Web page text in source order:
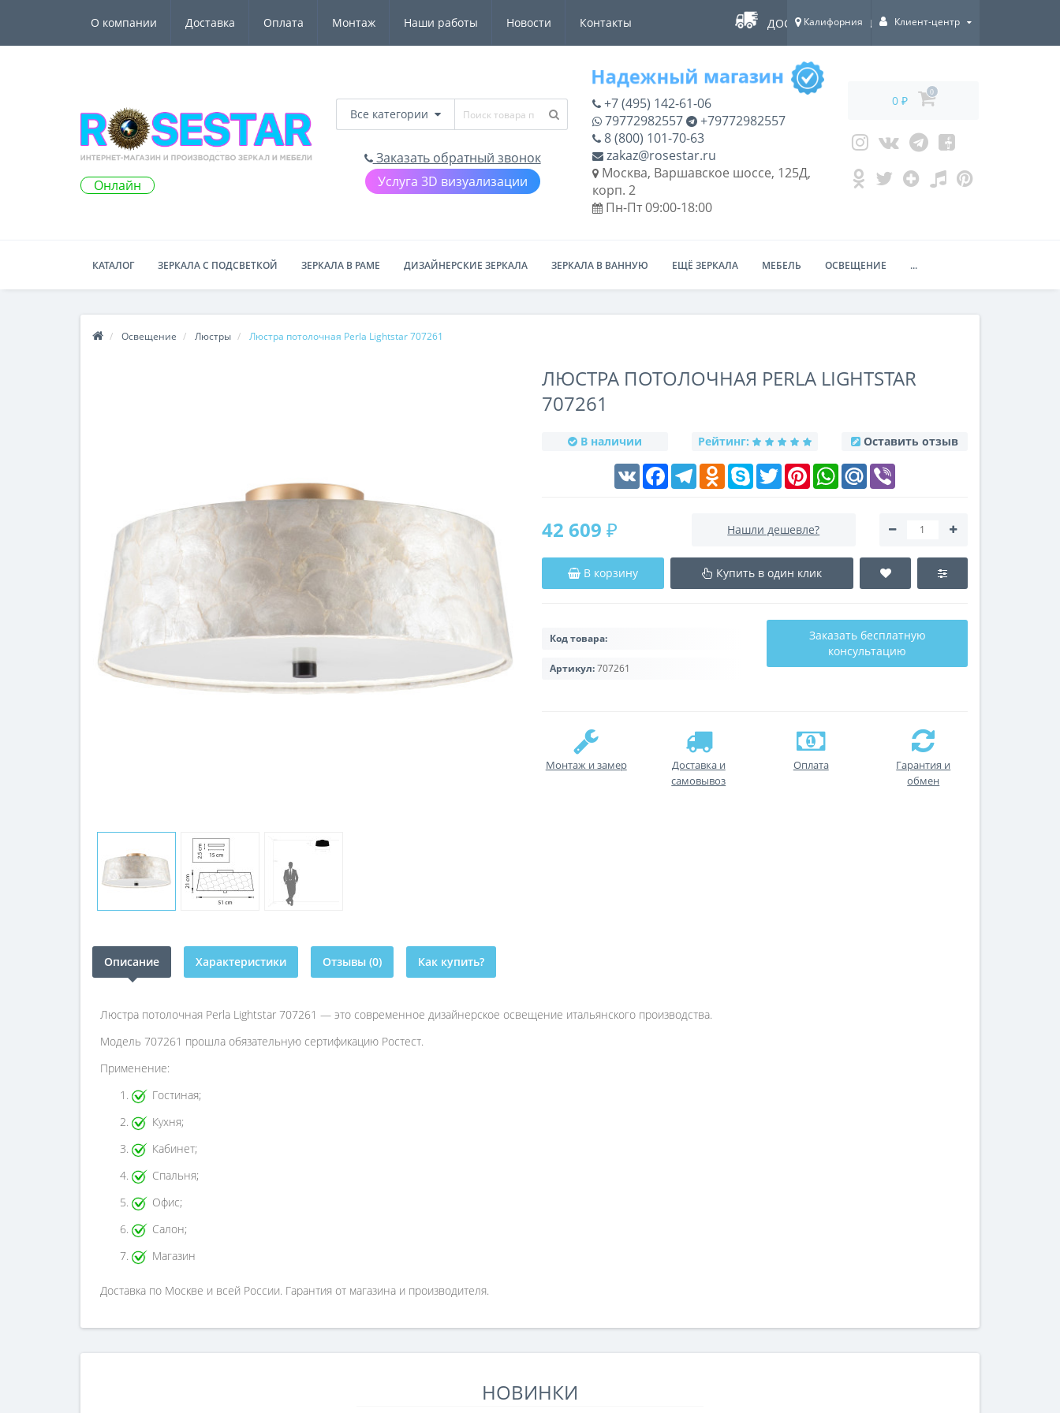
О компании Доставка Оплата Монтаж Наши работы Новости Контакты ДОСТАВКА ПО ВСЕЙ РОССИИ!
Калифорния Клиент-центр
Онлайн
Все категории
Заказать обратный звонок
Услуга 3D визуализации
+7 (495) 142-61-06
79772982557
+79772982557
8 (800) 101-70-63
zakaz@rosestar.ru
Москва, Варшавское шоссе, 125Д,
корп. 2
Пн-Пт 09:00-18:00
0 ₽
0
КАТАЛОГ ЗЕРКАЛА С ПОДСВЕТКОЙ ЗЕРКАЛА В РАМЕ ДИЗАЙНЕРСКИЕ ЗЕРКАЛА ЗЕРКАЛА В ВАННУЮ ЕЩЁ ЗЕРКАЛА МЕБЕЛЬ ОСВЕЩЕНИЕ ...
Освещение Люстры Люстра потолочная Perla Lightstar 707261
ЛЮСТРА ПОТОЛОЧНАЯ PERLA LIGHTSTAR
707261
В наличии Рейтинг: Оставить отзыв
VK FacebookTelegramOdnoklassniki
Skype Twitter PinterestWhatsAppMail.Ru
42 609 ₽ Нашли дешевле?
В корзину Купить в один клик
Код товара:
Артикул:707261
Заказать бесплатную
консультацию
Монтаж и замер
Доставка и
самовывоз
Оплата
Гарантия и
обмен
Описание Характеристики Отзывы (0) Как купить?
Люстра потолочная Perla Lightstar 707261 — это современное дизайнерское освещение итальянского производства.
Модель 707261 прошла обязательную сертификацию Ростест.
Применение:
Гостиная;
Кухня;
Кабинет;
Спальня;
Офис;
Салон;
Магазин
Доставка по Москве и всей России. Гарантия от магазина и производителя.
НОВИНКИ